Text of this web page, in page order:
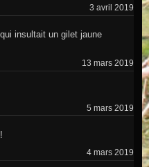
3 avril 2019
insultait un gilet jaune
13 mars 2019
5 mars 2019
4 mars 2019